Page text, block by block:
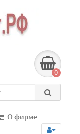
0
О фирме